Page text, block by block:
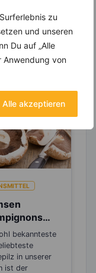
zu
und unseren
Du auf „Alle
von
Alle akzeptieren
bekannteste
in unserer
ist der